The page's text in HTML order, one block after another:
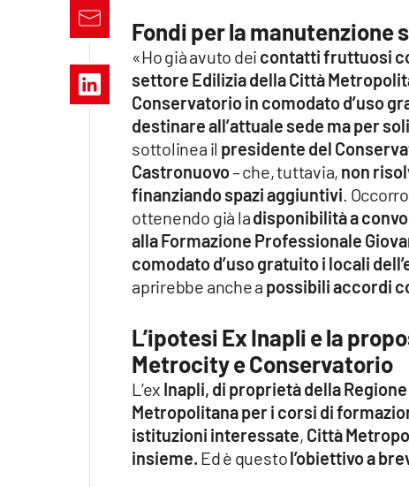
Fondi per la
«Ho già avuto dei contatti fruttuosi
settore Edilizia della Città
Conservatorio in comodato d’uso
destinare all’attuale sede ma per
sottolinea il presidente del
Castronuovo– che, tuttavia, non
finanziando spazi aggiuntivi.
ottenendo già ladisponibilità a
alla Formazione Professionale
comodato d’uso gratuito i locali
aprirebbe anche a possibili accordi
L’ipotesi Ex Inapli e la
Metrocity e Conservatorio
L’ex Inapli, di proprietà della
Metropolitana per i corsi di
istituzioni interessate, Città
insieme. Ed è questol’obiettivo a